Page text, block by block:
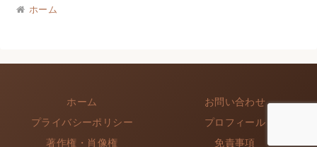
ホーム
ホーム
お問い合わせ
プライバシーポリシー
プロフィール
著作権・肖像権
免責事項